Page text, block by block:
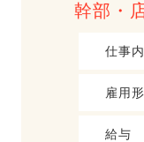
幹部・
仕事
雇用
給与